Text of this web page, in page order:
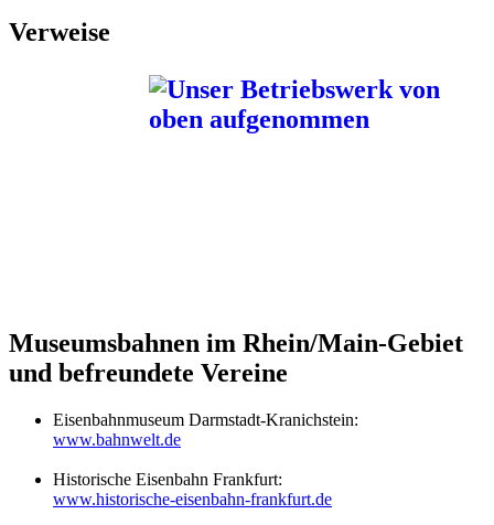
Verweise
Museumsbahnen im Rhein/Main-Gebiet
und befreundete Vereine
Eisenbahnmuseum Darmstadt-Kranichstein:
www.bahnwelt.de
Historische Eisenbahn Frankfurt:
www.historische-eisenbahn-frankfurt.de